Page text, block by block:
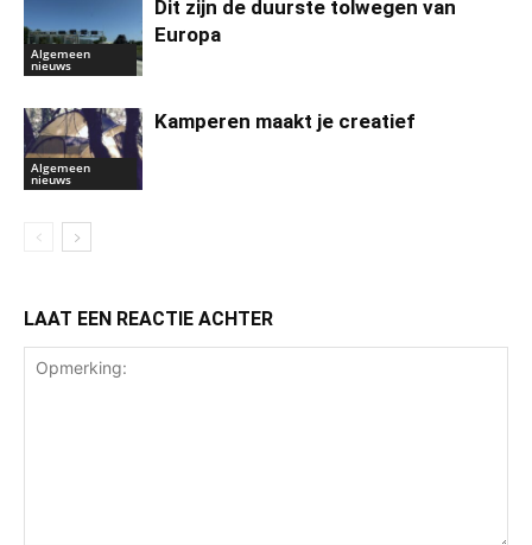
Algemeen
nieuws
Dit zijn de duurste tolwegen van
Europa
Algemeen
nieuws
Kamperen maakt je creatief
LAAT EEN REACTIE ACHTER